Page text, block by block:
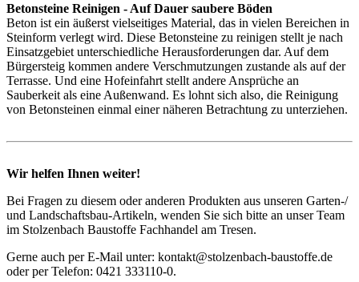
Betonsteine Reinigen - Auf Dauer saubere Böden
Beton ist ein äußerst vielseitiges Material, das in vielen Bereichen in
Steinform verlegt wird. Diese Betonsteine zu reinigen stellt je nach
Einsatzgebiet unterschiedliche Herausforderungen dar. Auf dem
Bürgersteig kommen andere Verschmutzungen zustande als auf der
Terrasse. Und eine Hofeinfahrt stellt andere Ansprüche an
Sauberkeit als eine Außenwand. Es lohnt sich also, die Reinigung
von Betonsteinen einmal einer näheren Betrachtung zu unterziehen.
Wir helfen Ihnen weiter!
Bei Fragen zu diesem oder anderen Produkten aus unseren Garten-/
und Landschaftsbau-Artikeln, wenden Sie sich bitte an unser Team
im Stolzenbach Baustoffe Fachhandel am Tresen.
Gerne auch per E-Mail unter: kontakt@stolzenbach-baustoffe.de
oder per Telefon: 0421 333110-0.